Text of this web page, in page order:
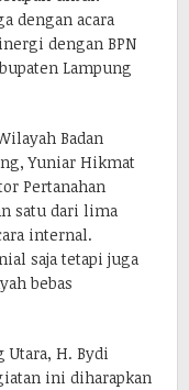
dengan acara
dengan BPN
Lampung
Badan
Yuniar Hikmat
Pertanahan
satu dari lima
internal.
saja tetapi juga
bebas
Utara, H. Bydi
ini diharapkan